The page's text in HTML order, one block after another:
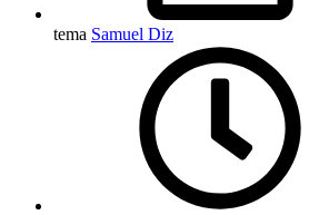
tema Samuel Diz